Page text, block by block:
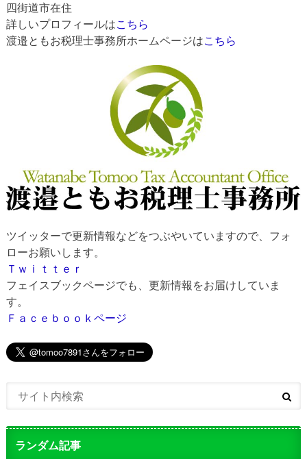
四街道市在住
詳しいプロフィールはこちら
渡邉ともお税理士事務所ホームページはこちら
ツイッターで更新情報などをつぶやいていますので、フォ
ローお願いします。
Ｔｗｉｔｔｅｒ
フェイスブックページでも、更新情報をお届けしていま
す。
Ｆａｃｅｂｏｏｋページ
ランダム記事